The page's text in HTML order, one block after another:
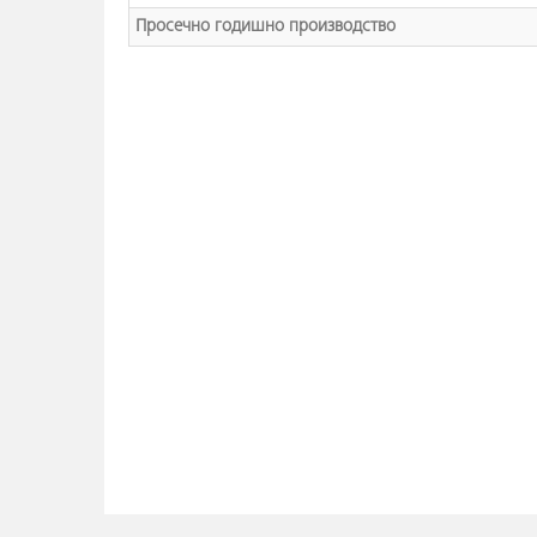
Просечно годишно производство